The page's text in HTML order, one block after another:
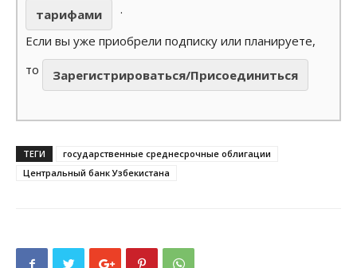
тарифами
.
Если вы уже приобрели подписку или планируете,
то
Зарегистрироваться/Присоединиться
ТЕГИ
государственные среднесрочные облигации
Центральный банк Узбекистана